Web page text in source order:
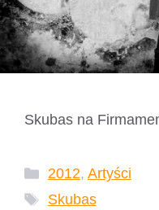
Skubas na
Kategorie
2012, Artyści
Tagi
Skubas